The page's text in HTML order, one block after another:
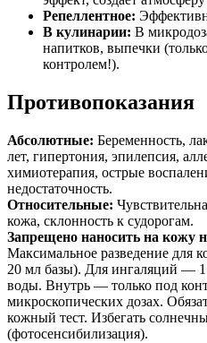
Репеллентное:
В кулинарии: В
напитков, выпечки
контролем!).
Противопоказания
Абсолютные: Беременность,
лет, гипертония, эпилепсия,
химиотерапия, острые
недостаточность.
Относительные:
кожа, склонность к судорогам.
Запрещено наносить на кожу
Максимальное разведение для
20 мл базы). Для ингаляций — 1
воды. Внутрь — только под
микроскопических дозах.
кожный тест. Избегать
(фотосенсибилизация).